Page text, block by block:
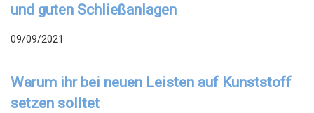
und guten Schließanlagen
09/09/2021
Warum ihr bei neuen Leisten auf Kunststoff
setzen solltet